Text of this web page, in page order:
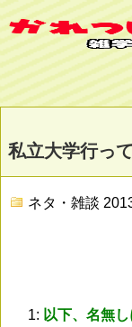
私立大学行っ
ネタ・雑談
1: 以下、名無